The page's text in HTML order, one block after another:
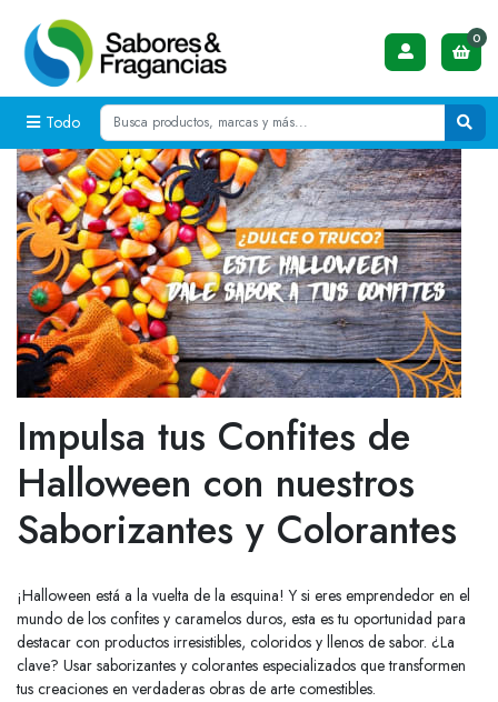
Todo
0
Impulsa tus Confites de
Halloween con nuestros
Saborizantes y Colorantes
¡Halloween está a la vuelta de la esquina! Y si eres emprendedor en el
mundo de los confites y caramelos duros, esta es tu oportunidad para
destacar con productos irresistibles, coloridos y llenos de sabor. ¿La
clave? Usar saborizantes y colorantes especializados que transformen
tus creaciones en verdaderas obras de arte comestibles.